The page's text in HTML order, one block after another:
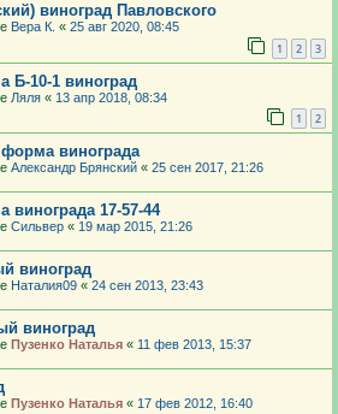
виноград Павловского
Вера К. « 25 авг 2020, 08:45
1 2 3
Б-10-1 виноград
Ляля « 13 апр 2018, 08:34
1 2
винограда
Александр Брянский « 25 сен 2017, 21:26
винограда 17-57-44
Сильвер « 19 мар 2015, 21:26
виноград
Наталия09 « 24 сен 2013, 23:43
виноград
Пузенко Наталья « 11 фев 2013, 15:37
Пузенко Наталья « 17 фев 2012, 16:40